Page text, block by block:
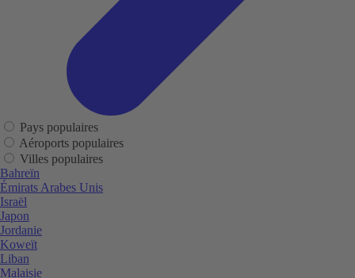
Pays populaires
Aéroports populaires
Villes populaires
Bahreïn
Émirats Arabes Unis
Israël
Japon
Jordanie
Koweït
Liban
Malaisie